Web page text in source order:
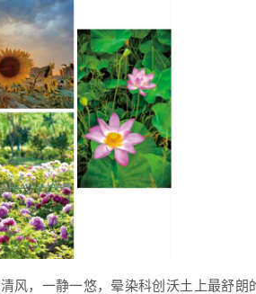
风，一静一悠，晕染科创沃土上最舒朗